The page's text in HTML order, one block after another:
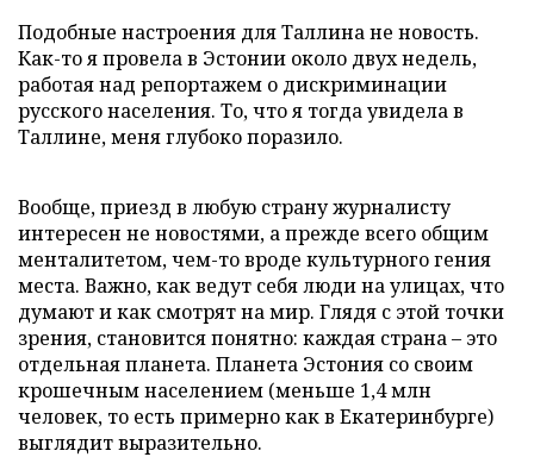
Подобные настроения для Таллина не новость.
Как-то я провела в Эстонии около двух недель,
работая над репортажем о дискриминации
русского населения. То, что я тогда увидела в
Таллине, меня глубоко поразило.
Вообще, приезд в любую страну журналисту
интересен не новостями, а прежде всего общим
менталитетом, чем-то вроде культурного гения
места. Важно, как ведут себя люди на улицах, что
думают и как смотрят на мир. Глядя с этой точки
зрения, становится понятно: каждая страна – это
отдельная планета. Планета Эстония со своим
крошечным населением (меньше 1,4 млн
человек, то есть примерно как в Екатеринбурге)
выглядит выразительно.